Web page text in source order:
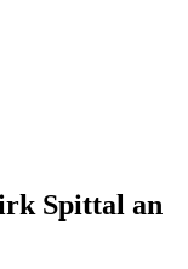
Spittal an